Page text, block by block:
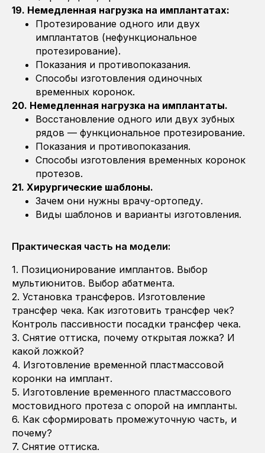
19. Немедленная нагрузка на имплантатах:
Протезирование одного или двух
имплантатов (нефункциональное
протезирование).
Показания и противопоказания.
Способы изготовления одиночных
временных коронок.
20. Немедленная нагрузка на имплантаты.
Восстановление одного или двух зубных
рядов — функциональное протезирование.
Показания и противопоказания.
Способы изготовления временных коронок
протезов.
21. Хирургические шаблоны.
Зачем они нужны врачу-ортопеду.
Виды шаблонов и варианты изготовления.
Практическая часть на модели:
1. Позиционирование имплантов. Выбор
мультиюнитов. Выбор абатмента.
2. Установка трансферов. Изготовление
трансфер чека. Как изготовить трансфер чек?
Контроль пассивности посадки трансфер чека.
3. Снятие оттиска, почему открытая ложка? И
какой ложкой?
4. Изготовление временной пластмассовой
коронки на имплант.
5. Изготовление временного пластмассового
мостовидного протеза с опорой на импланты.
6. Как сформировать промежуточную часть, и
почему?
7. Снятие оттиска.